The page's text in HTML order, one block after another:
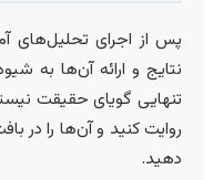
از اجرای تحلیل‌های
و ارائه آن‌ها به
گویای حقیقت نیستند؛
کنید و آن‌ها را در بافت